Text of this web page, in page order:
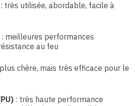
: très utilisée, abordable, facile à
: meilleures performances
au feu
chère, mais très efficace pour le
: très haute performance